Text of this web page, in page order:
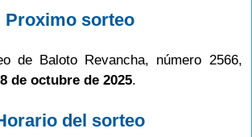
Proximo sorteo
de Baloto Revancha, número 2566,
de octubre de 2025.
del sorteo